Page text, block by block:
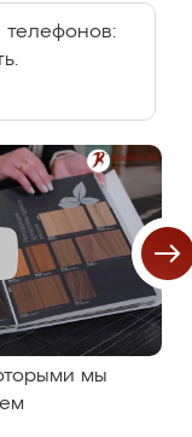
телефонов:
мы